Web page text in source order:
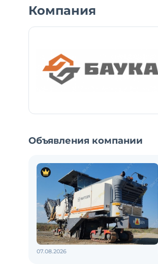
Компания
Объявления компании
07.08.2026